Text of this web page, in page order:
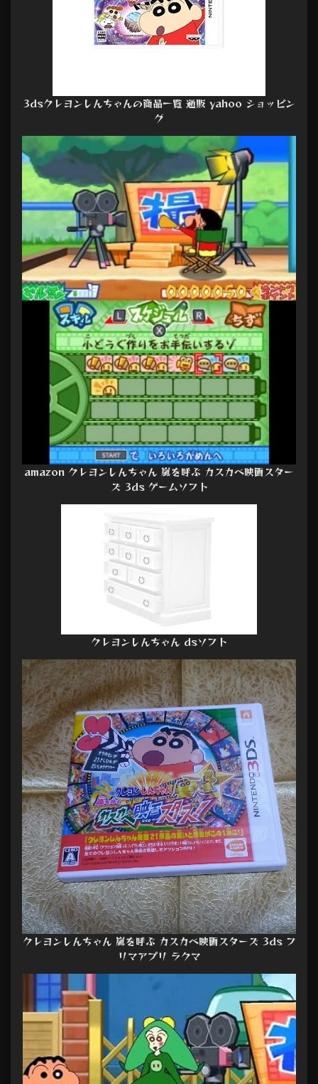
3dsクレヨンしんちゃんの商品一覧 通販 yahoo ショッピン
グ
amazon クレヨンしんちゃん 嵐を呼ぶ カスカベ映画スター
ズ 3ds ゲームソフト
クレヨンしんちゃん dsソフト
クレヨンしんちゃん 嵐を呼ぶ カスカベ映画スターズ 3ds フ
リマアプリ ラクマ